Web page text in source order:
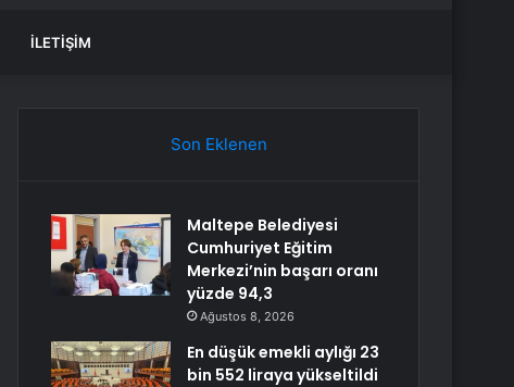
İLETIŞIM
Son Eklenen
Maltepe Belediyesi
Cumhuriyet Eğitim
Merkezi’nin başarı oranı
yüzde 94,3
Ağustos 8, 2026
En düşük emekli aylığı 23
bin 552 liraya yükseltildi